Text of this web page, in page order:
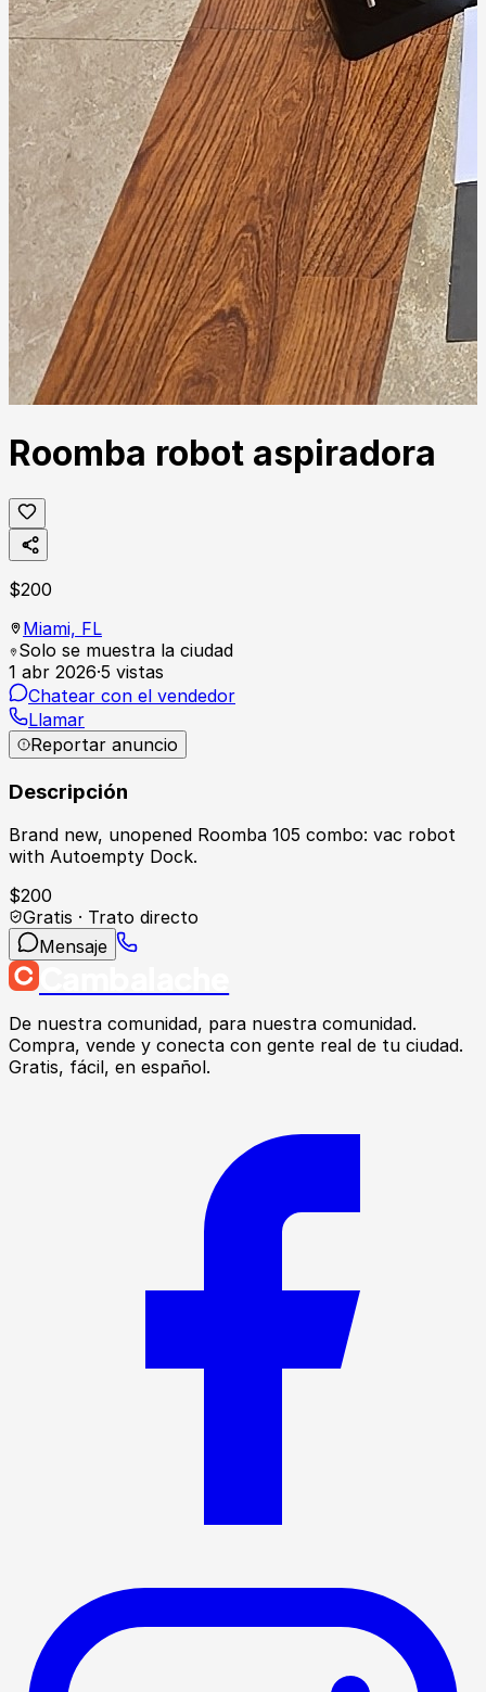
Roomba robot aspiradora
$200
Miami, FL
Solo se muestra la ciudad
1 abr 2026·5 vistas
Chatear con el vendedor
Llamar
Reportar anuncio
Descripción
Brand new, unopened Roomba 105 combo: vac robot
with Autoempty Dock.
$200
Gratis · Trato directo
Mensaje
De nuestra comunidad, para nuestra comunidad.
Compra, vende y conecta con gente real de tu ciudad.
Gratis, fácil, en español.